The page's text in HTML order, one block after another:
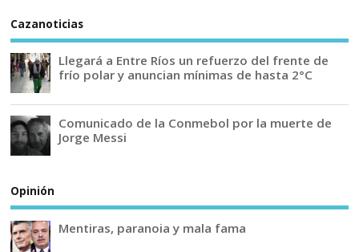
Cazanoticias
Llegará a Entre Ríos un refuerzo del frente de
frío polar y anuncian mínimas de hasta 2°C
Comunicado de la Conmebol por la muerte de
Jorge Messi
Opinión
Mentiras, paranoia y mala fama